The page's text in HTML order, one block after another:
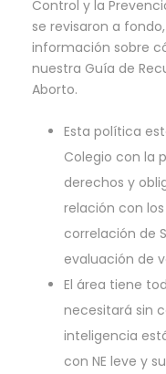
Control y la
se revisaron a
información sobre
nuestra Guía de
Aborto.
Esta política
Colegio con la
derechos y
relación con
correlación de
evaluación de
El área tiene
necesitará sin
inteligencia
con NE leve y